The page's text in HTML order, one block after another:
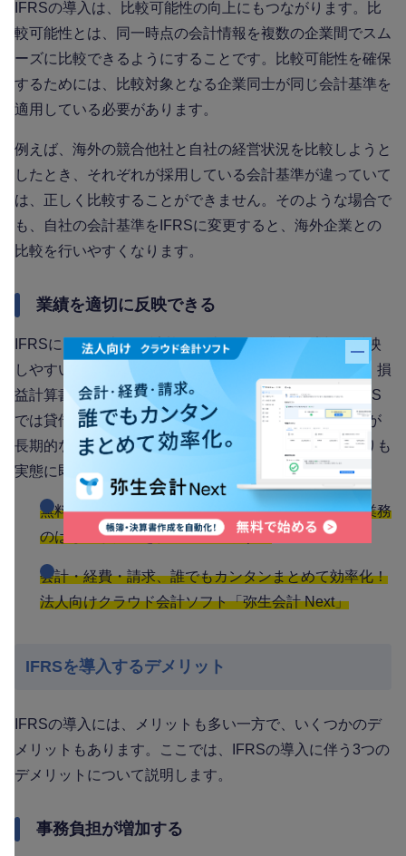
バナー
IFRSの導入は、比較可能性の向上にもつながります。比
較可能性とは、同一時点の会計情報を複数の企業間でスム
ーズに比較できるようにすることです。比較可能性を確保
するためには、比較対象となる企業同士が同じ会計基準を
適用している必要があります。
例えば、海外の競合他社と自社の経営状況を比較しようと
したとき、それぞれが採用している会計基準が違っていて
は、正しく比較することができません。そのような場合で
も、自社の会計基準をIFRSに変更すると、海外企業との
比較を行いやすくなります。
業績を適切に反映できる
IFRSには、日本の会計基準に比べて、業績を適切に反映
しやすいというメリットもあります。財務諸表のうち、損
益計算書の重要度が高い日本の会計基準に対して、IFRS
では貸借対照表が重視されます。そのため、IFRSの方が
長期的な企業の価値を測りやすく、日本の会計基準よりも
実態に即した財務状況を把握できるようになります。
無料お役立ち資料【一人でも乗り越えられる 会計業務
のはじめかた】をダウンロードする
会計・経費・請求、誰でもカンタンまとめて効率化！
法人向けクラウド会計ソフト「弥生会計 Next」
IFRSを導入するデメリット
IFRSの導入には、メリットも多い一方で、いくつかのデ
メリットもあります。ここでは、IFRSの導入に伴う3つの
デメリットについて説明します。
事務負担が増加する